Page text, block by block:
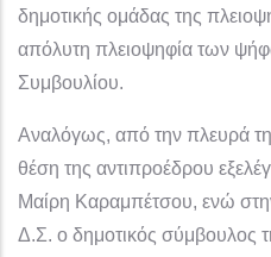
δημοτικής ομάδας της
απόλυτη πλειοψηφία των
Συμβουλίου.
Αναλόγως, από την πλευρά
θέση της αντιπροέδρου
Μαίρη Καραμπέτσου, ενώ
Δ.Σ. ο δημοτικός σύμβουλος